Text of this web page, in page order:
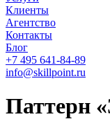
Клиенты
Агентство
Контакты
Блог
+7 495 641-84-89
info@skillpoint.ru
Паттерн